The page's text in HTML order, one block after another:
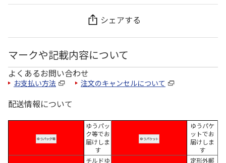
シェアする
マークや記載内容について
よくあるお問い合わせ
お支払い方法 注文のキャンセルについて
配送情報について
ゆうパッ
ク等でお
届けしま
す
ゆうパケ
ットでお
届けしま
す
チルドゆ
定形外郵